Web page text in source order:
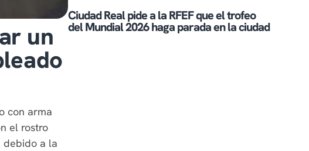
un
con arma
el rostro
debido a la
Ciudad Real pide a la RFEF que el trofeo
del Mundial 2026 haga parada en la ciudad